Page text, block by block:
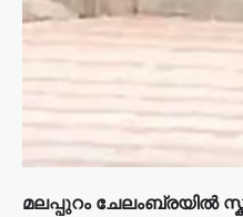
മലപ്പുറം ചേലംബ്രയിൽ